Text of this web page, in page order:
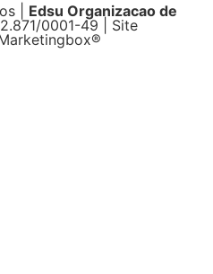
| Edsu Organizacao de
0001-49 | Site